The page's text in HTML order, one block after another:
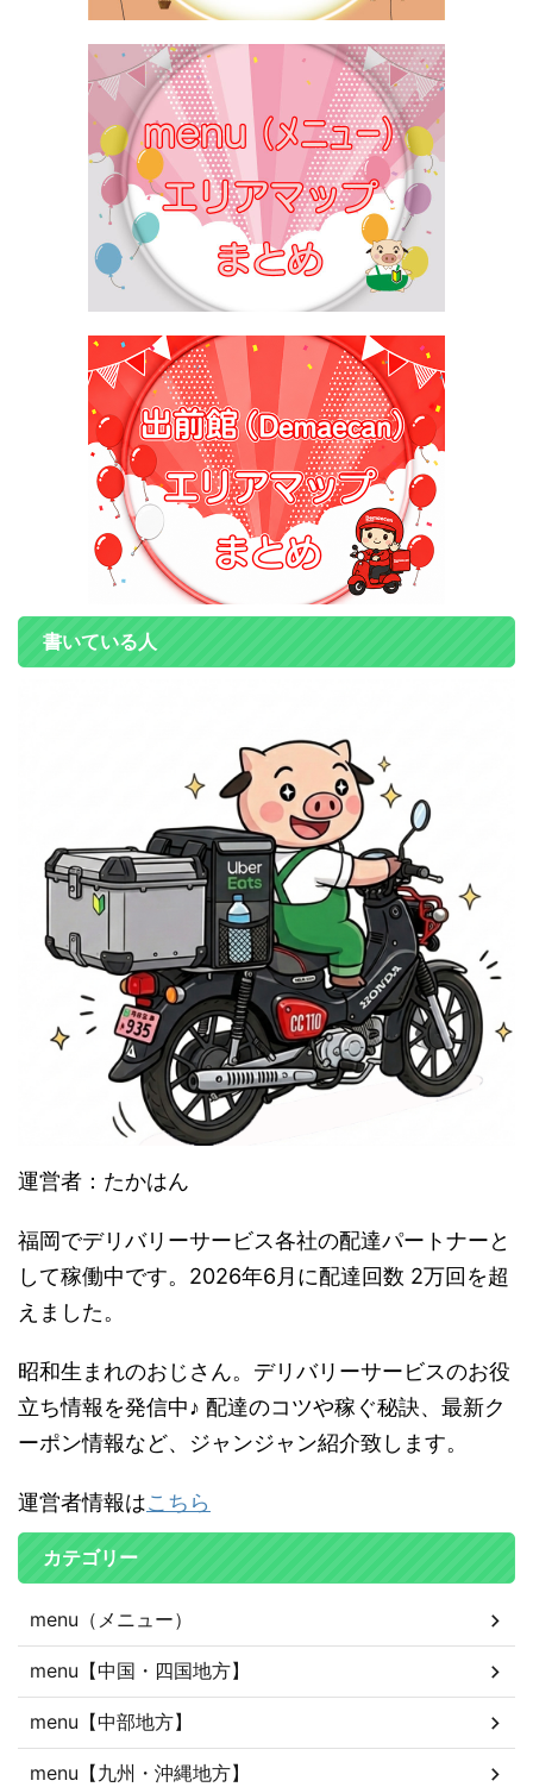
書いている人
運営者：たかはん
福岡でデリバリーサービス各社の配達パートナーと
して稼働中です。2026年6月に配達回数 2万回を超
えました。
昭和生まれのおじさん。デリバリーサービスのお役
立ち情報を発信中♪ 配達のコツや稼ぐ秘訣、最新ク
ーポン情報など、ジャンジャン紹介致します。
運営者情報はこちら
カテゴリー
menu（メニュー）
menu【中国・四国地方】
menu【中部地方】
menu【九州・沖縄地方】